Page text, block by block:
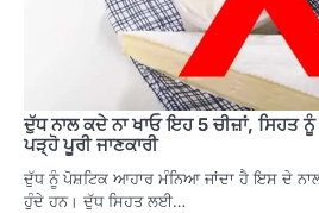
ਦੁੱਧ ਨਾਲ ਕਦੇ ਨਾ ਖਾਓ ਇਹ 5 ਚੀਜ਼ਾਂ, ਸਿਹਤ ਨੂੰ
ਪੜ੍ਹੋ ਪੂਰੀ ਜਾਣਕਾਰੀ
ਦੁੱਧ ਨੂੰ ਪੋਸ਼ਟਿਕ ਆਹਾਰ ਮੰਨਿਆ ਜਾਂਦਾ ਹੈ ਇਸ ਦੇ
ਹੁੰਦੇ ਹਨ। ਦੁੱਧ ਸਿਹਤ ਲਈ…